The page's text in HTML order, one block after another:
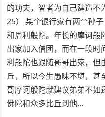
的功夫，智者为自己建造不
25） 某个银行家有两个孙
和周利般陀。年长的摩诃般
出家加入僧团，而在一段时
利般陀也跟随哥哥出家，但
丘，所以今生愚昧不堪，甚
哥摩诃般陀就建议弟弟不如
佛陀和众多比丘到他…